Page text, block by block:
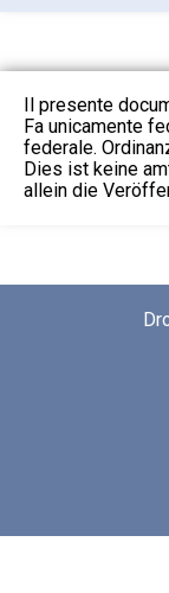
Il presente
Fa unicamente
federale.
Dies ist keine
allein die